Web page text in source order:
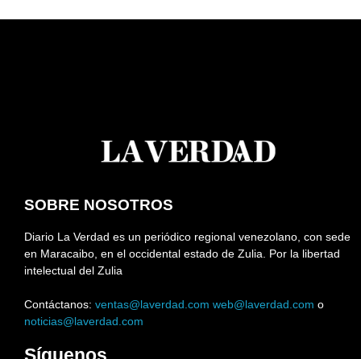
SOBRE NOSOTROS
Diario La Verdad es un periódico regional venezolano, con sede
en Maracaibo, en el occidental estado de Zulia. Por la libertad
intelectual del Zulia
Contáctanos: ventas@laverdad.com web@laverdad.com o
noticias@laverdad.com
Síguenos